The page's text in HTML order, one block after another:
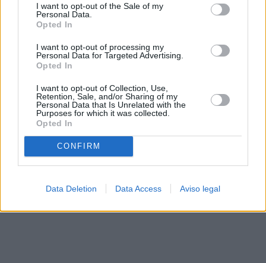
cualquier momento entrando de nuevo en este sitio web o
visitando nuestra política de privacidad.
I want to opt-out of the Sale of my
Personal Data.
Opted In
I want to opt-out of processing my
Personal Data for Targeted Advertising.
Opted In
I want to opt-out of Collection, Use,
Retention, Sale, and/or Sharing of my
Personal Data that Is Unrelated with the
Purposes for which it was collected.
Opted In
CONFIRM
Data Deletion Data Access Aviso legal